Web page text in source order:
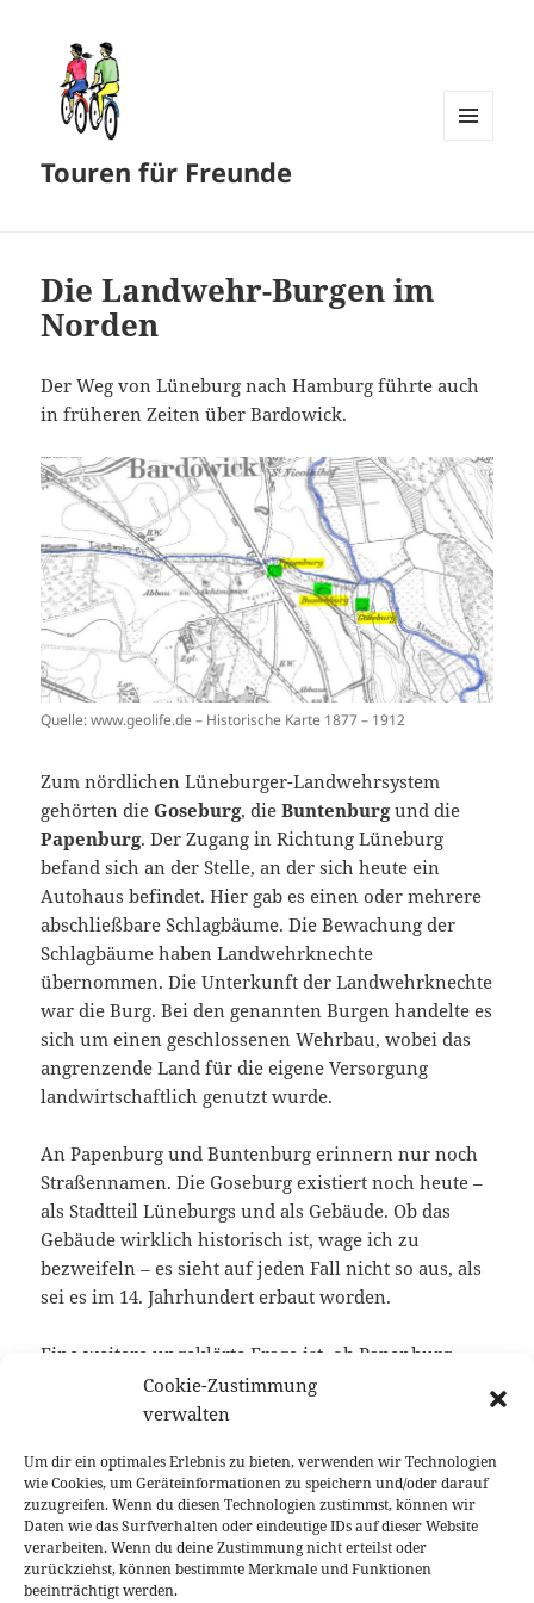
Cookie-Zustimmung
verwalten
Um dir ein optimales Erlebnis zu bieten, verwenden wir Technologien
wie Cookies, um Geräteinformationen zu speichern und/oder darauf
zuzugreifen. Wenn du diesen Technologien zustimmst, können wir
Daten wie das Surfverhalten oder eindeutige IDs auf dieser Website
verarbeiten. Wenn du deine Zustimmung nicht erteilst oder
zurückziehst, können bestimmte Merkmale und Funktionen
beeinträchtigt werden.
Touren für Freunde
Die Landwehr-Burgen im
Norden
Der Weg von Lüneburg nach Hamburg führte auch
in früheren Zeiten über Bardowick.
Quelle: www.geolife.de – Historische Karte 1877 – 1912
Zum nördlichen Lüneburger-Landwehrsystem
gehörten dieGoseburg, dieBuntenburgund die
Papenburg. Der Zugang in Richtung Lüneburg
befand sich an der Stelle, an der sich heute ein
Autohaus befindet. Hier gab es einen oder mehrere
abschließbare Schlagbäume. Die Bewachung der
Schlagbäume haben Landwehrknechte
übernommen. Die Unterkunft der Landwehrknechte
war die Burg. Bei den genannten Burgen handelte es
sich um einen geschlossenen Wehrbau, wobei das
angrenzende Land für die eigene Versorgung
landwirtschaftlich genutzt wurde.
An Papenburg und Buntenburg erinnern nur noch
Straßennamen. Die Goseburg existiert noch heute –
als Stadtteil Lüneburgs und als Gebäude. Ob das
Gebäude wirklich historisch ist, wage ich zu
bezweifeln – es sieht auf jeden Fall nicht so aus, als
sei es im 14. Jahrhundert erbaut worden.
Eine weitere ungeklärte Frage ist, ob Papenburg,
Buntenburg und Goseburg gleichzeitig existierten.
Der Grund ist einfach: Zum Thema „Landwehren“
Jahre ein.
Für alle diejenigen, die sich detaillierter mit dieser
Materie beschäftigen möchten, empfehle ich den
Artikel „Inventarisierungsdefizite und Verluste bei